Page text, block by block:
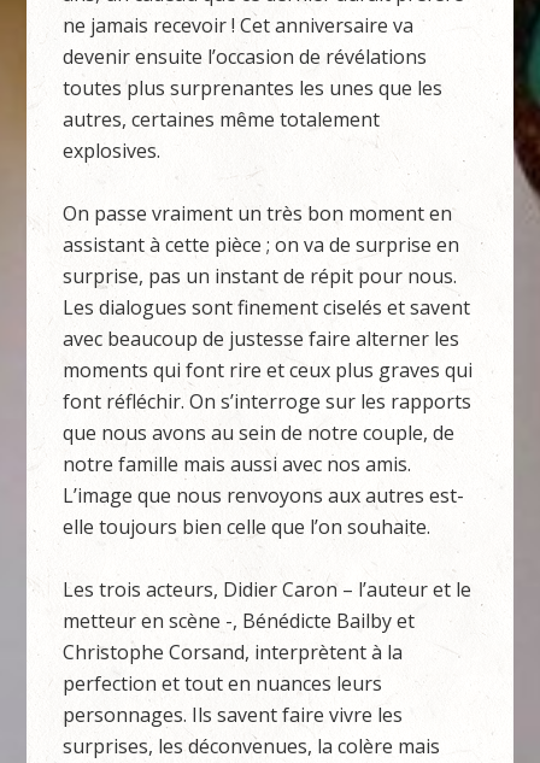
ne jamais recevoir ! Cet anniversaire va
devenir ensuite l’occasion de révélations
toutes plus surprenantes les unes que les
autres, certaines même totalement
explosives.
On passe vraiment un très bon moment en
assistant à cette pièce ; on va de surprise en
surprise, pas un instant de répit pour nous.
Les dialogues sont finement ciselés et savent
avec beaucoup de justesse faire alterner les
moments qui font rire et ceux plus graves qui
font réfléchir. On s’interroge sur les rapports
que nous avons au sein de notre couple, de
notre famille mais aussi avec nos amis.
L’image que nous renvoyons aux autres est-
elle toujours bien celle que l’on souhaite.
Les trois acteurs, Didier Caron – l’auteur et le
metteur en scène -, Bénédicte Bailby et
Christophe Corsand, interprètent à la
perfection et tout en nuances leurs
personnages. Ils savent faire vivre les
surprises, les déconvenues, la colère mais